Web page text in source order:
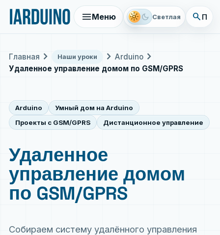
menuМеню light_mode dark_mode Светлая search
Главная chevron_right Наши уроки chevron_right Arduino chevron_right
Удаленное управление домом по GSM/GPRS
Arduino
Умный дом на Arduino
Проекты с GSM/GPRS
Дистанционное управление
Удаленное
управление домом
по GSM/GPRS
Собираем систему удалённого управления